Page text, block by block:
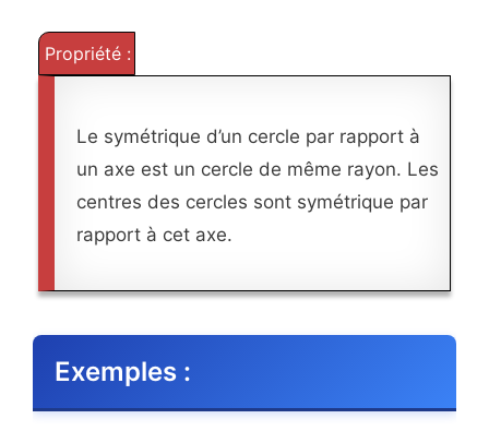
Propriété :
Le symétrique d’un cercle par rapport à
un axe est un cercle de même rayon. Les
centres des cercles sont symétrique par
rapport à cet axe.
Exemples :